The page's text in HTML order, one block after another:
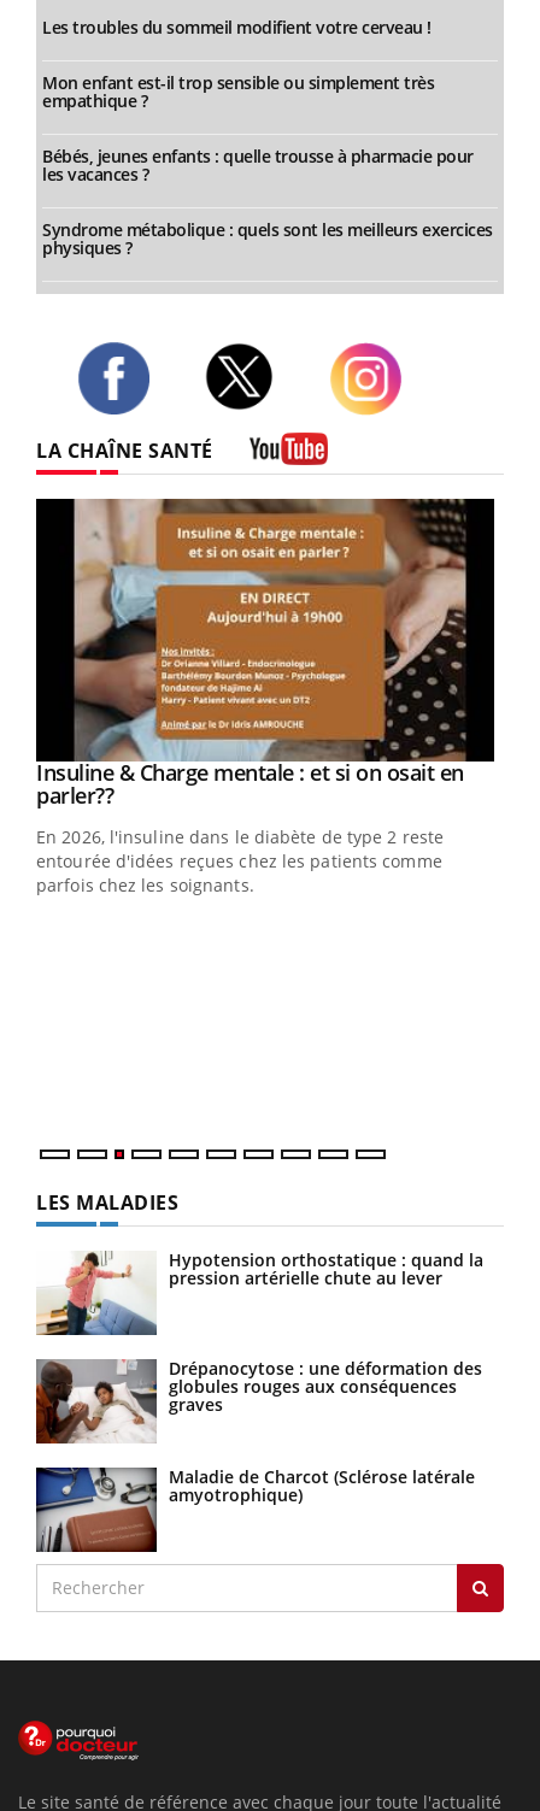
Les troubles du sommeil modifient votre cerveau !
Mon enfant est-il trop sensible ou simplement très
empathique ?
Bébés, jeunes enfants : quelle trousse à pharmacie pour
les vacances ?
Syndrome métabolique : quels sont les meilleurs exercices
physiques ?
LA CHAÎNE SANTÉ
Youtube
Insuline & Charge mentale : et si on osait en
parler??Youtube
En 2026, l'insuline dans le diabète de type 2 reste
entourée d'idées reçues chez les patients comme
parfois chez les soignants.
LES MALADIES
Hypotension orthostatique : quand la
pression artérielle chute au lever
Drépanocytose : une déformation des
globules rouges aux conséquences
graves
Maladie de Charcot (Sclérose latérale
amyotrophique)
Le site santé de référence avec chaque jour toute l'actualité